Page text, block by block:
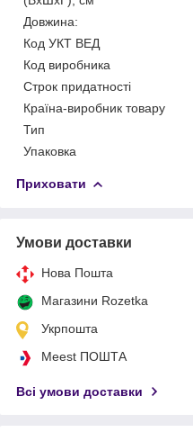
Довжина:
Код УКТ ВЕД
Код виробника
Строк придатності
Країна-виробник товару
Тип
Упаковка
Приховати
Умови доставки
Нова Пошта
Магазини Rozetka
Укрпошта
Meest ПОШТА
Всі умови доставки